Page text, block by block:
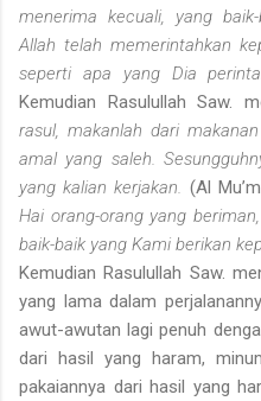
menerima kecuali, yang
Allah telah memerintahkan
seperti apa yang Dia
Kemudian Rasulullah Saw.
rasul, makanlah dari
amal yang saleh.
yang kalian kerjakan. (Al
Hai orang-orang yang
baik-baik yang Kami berikan
Kemudian Rasulullah Saw.
yang lama dalam
awut-awutan lagi penuh
dari hasil yang haram,
pakaiannya dari hasil yang